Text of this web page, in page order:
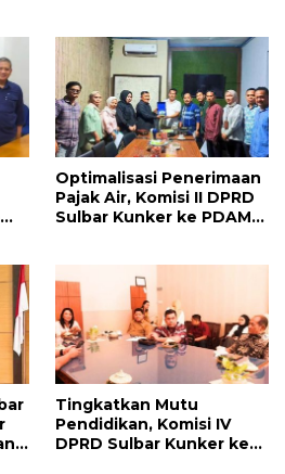
Optimalisasi Penerimaan
Pajak Air, Komisi II DPRD
Sulbar Kunker ke PDAM
Tingkatkan Mutu
Pendidikan, Komisi IV
DPRD Sulbar Kunker ke